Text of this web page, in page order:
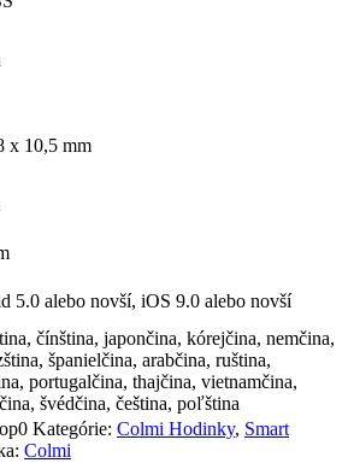
x 10,5 mm
5.0 alebo novší, iOS 9.0 alebo novší
čínština, japončina, kórejčina, nemčina,
španielčina, arabčina, ruština,
portugalčina, thajčina, vietnamčina,
švédčina, čeština, poľština
Kategórie: Colmi Hodinky, Smart
Colmi